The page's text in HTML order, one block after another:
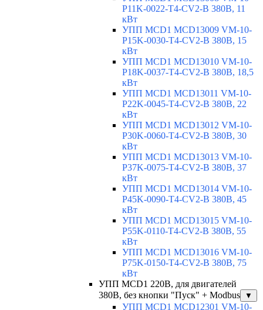
P11K-0022-T4-CV2-B 380В, 11
кВт
УПП MCD1 MCD13009 VM-10-
P15K-0030-T4-CV2-B 380В, 15
кВт
УПП MCD1 MCD13010 VM-10-
P18K-0037-T4-CV2-B 380В, 18,5
кВт
УПП MCD1 MCD13011 VM-10-
P22K-0045-T4-CV2-B 380В, 22
кВт
УПП MCD1 MCD13012 VM-10-
P30K-0060-T4-CV2-B 380В, 30
кВт
УПП MCD1 MCD13013 VM-10-
P37K-0075-T4-CV2-B 380В, 37
кВт
УПП MCD1 MCD13014 VM-10-
P45K-0090-T4-CV2-B 380В, 45
кВт
УПП MCD1 MCD13015 VM-10-
P55K-0110-T4-CV2-B 380В, 55
кВт
УПП MCD1 MCD13016 VM-10-
P75K-0150-T4-CV2-B 380В, 75
кВт
УПП MCD1 220В, для двигателей
380В, без кнопки "Пуск" + Modbus
▼
УПП MCD1 MCD12301 VM-10-